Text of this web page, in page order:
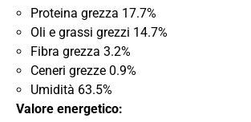
Proteina grezza 17.7%
Oli e grassi grezzi 14.7%
Fibra grezza 3.2%
Ceneri grezze 0.9%
Umidità 63.5%
Valore energetico: